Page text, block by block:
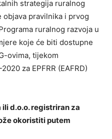
strategija ruralnog
pravilnika i prvog
ruralnog razvoja u
koje će biti dostupne
ovima, tijekom
za EPFRR (EAFRD)
ili d.o.o. registriran za
okoristiti putem